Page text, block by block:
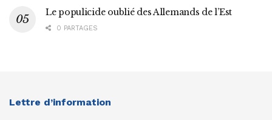
Le populicide oublié des Allemands de l’Est
0 PARTAGES
Lettre d’information